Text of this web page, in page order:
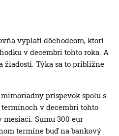
vyplatí dôchodcom, ktorí
v decembri tohto roka. A
žiadosti. Týka sa to približne
príspevok spolu s
v decembri tohto
mesiaci. Sumu 300 eur
termíne buď na bankový